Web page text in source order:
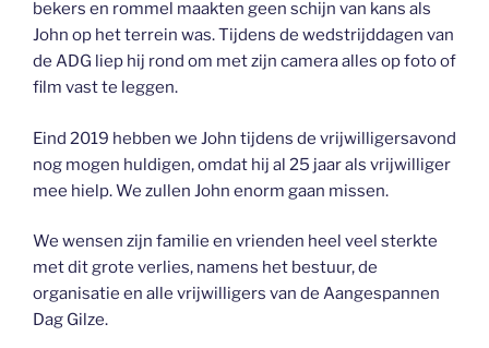
bekers en rommel maakten geen schijn van kans als
John op het terrein was. Tijdens de wedstrijddagen van
de ADG liep hij rond om met zijn camera alles op foto of
film vast te leggen.
Eind 2019 hebben we John tijdens de vrijwilligersavond
nog mogen huldigen, omdat hij al 25 jaar als vrijwilliger
mee hielp. We zullen John enorm gaan missen.
We wensen zijn familie en vrienden heel veel sterkte
met dit grote verlies, namens het bestuur, de
organisatie en alle vrijwilligers van de Aangespannen
Dag Gilze.